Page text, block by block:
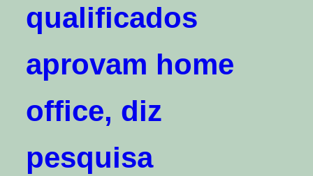
qualificados
aprovam home
office, diz
pesquisa